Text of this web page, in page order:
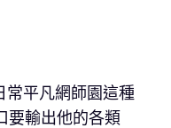
平凡網師園這種
要輸出他的各類